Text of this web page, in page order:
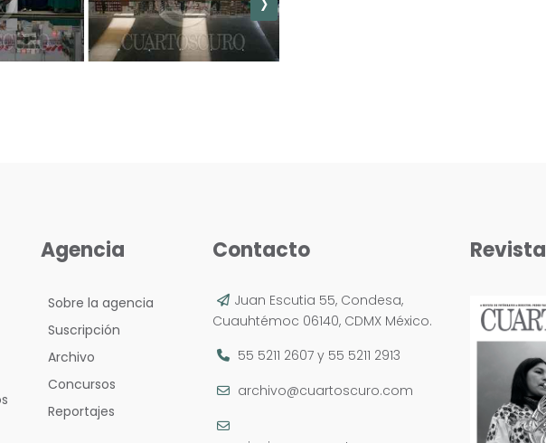
Agencia
Sobre la agencia
Suscripción
Archivo
Concursos
Reportajes
Contacto
Juan Escutia 55, Condesa,
Cuauhtémoc 06140, CDMX México.
55 5211 2607y 55 5211 2913
archivo@cuartoscuro.com
Revista